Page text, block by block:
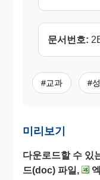
문서번호:
#교과 #
미리보기
다운로드할 수 있
드(doc) 파일,